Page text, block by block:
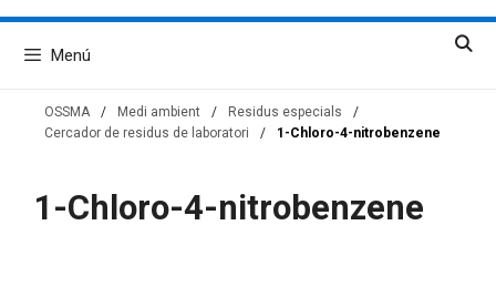
Menú
OSSMA / Medi ambient / Residus especials
/
Cercador de residus de laboratori
/ 1-Chloro-4-nitrobenzene
1-Chloro-4-nitrobenzene